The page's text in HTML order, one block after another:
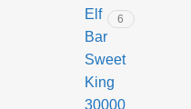
Elf
Bar
Sweet
King
30000
6